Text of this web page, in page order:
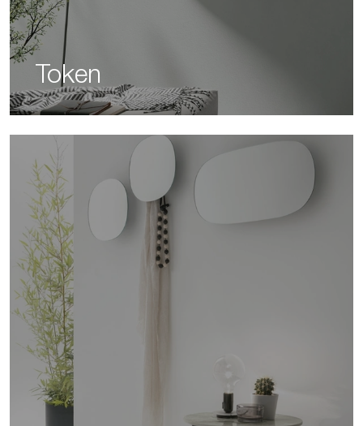
Token